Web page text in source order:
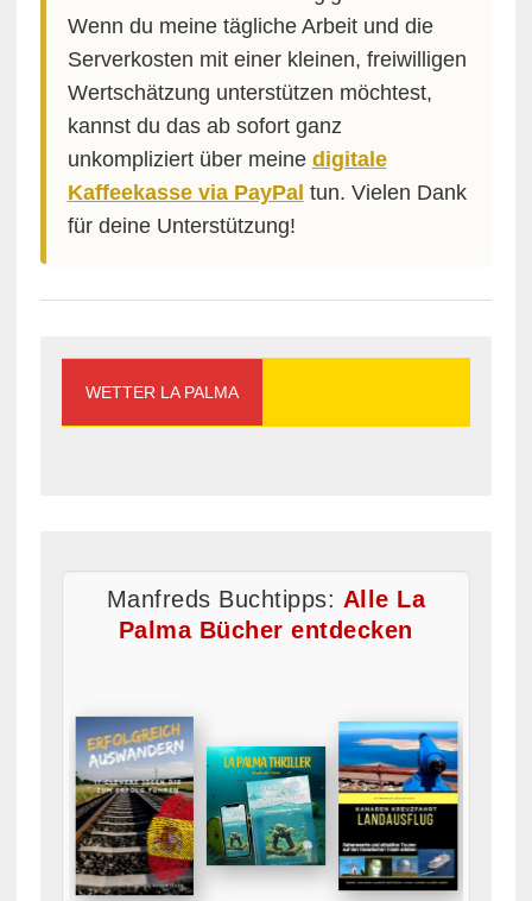
Wenn du meine tägliche Arbeit und die
Serverkosten mit einer kleinen, freiwilligen
Wertschätzung unterstützen möchtest,
kannst du das ab sofort ganz
unkompliziert über meine digitale
Kaffeekasse via PayPal tun. Vielen Dank
für deine Unterstützung!
WETTER LA PALMA
Manfreds Buchtipps: Alle La
Palma Bücher entdecken